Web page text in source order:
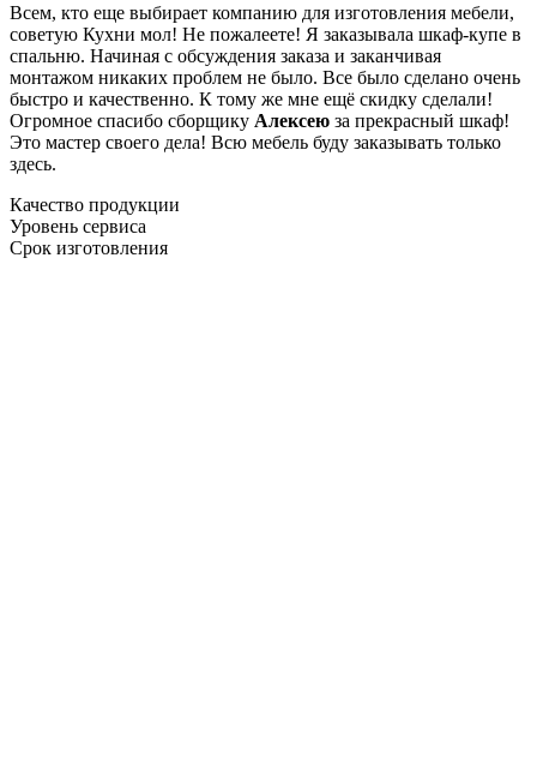
Всем, кто еще выбирает компанию для изготовления мебели,
советую Кухни мол! Не пожалеете! Я заказывала шкаф-купе в
спальню. Начиная с обсуждения заказа и заканчивая
монтажом никаких проблем не было. Все было сделано очень
быстро и качественно. К тому же мне ещё скидку сделали!
Огромное спасибо сборщику Алексею за прекрасный шкаф!
Это мастер своего дела! Всю мебель буду заказывать только
здесь.
Качество продукции
Уровень сервиса
Срок изготовления